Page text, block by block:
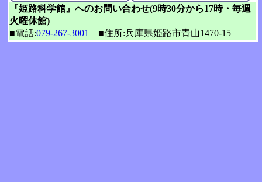
『姫路科学館』へのお問い合わせ(9時30分から17時・毎週
火曜休館)
■電話:079-267-3001 ■住所:兵庫県姫路市青山1470-15